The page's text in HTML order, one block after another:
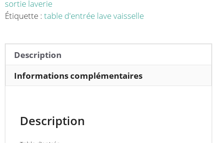
étagère
LV,
sans
TVO
sortie laverie
Étiquette : table d'entrée lave vaisselle
Description
Informations complémentaires
Description